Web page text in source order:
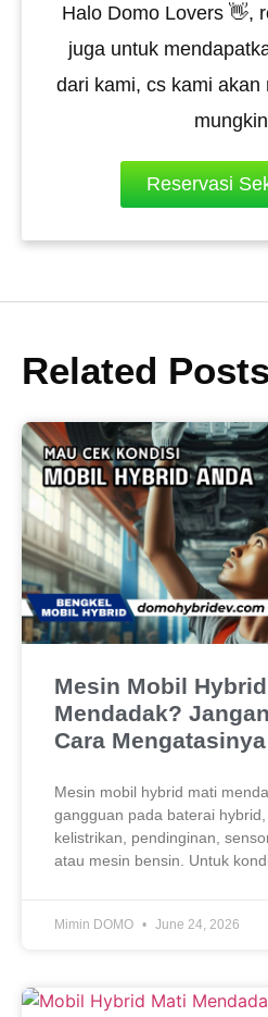
Halo Domo Lovers 👋,
juga untuk
dari kami, cs kami akan
Reservasi
Related Posts
Mesin Mobil
Mendadak?
Cara Mengatasinya
Mesin mobil hybrid mati
gangguan pada baterai
kelistrikan, pendinginan,
atau mesin bensin. Untuk
Mimin DOMO June 24, 2026